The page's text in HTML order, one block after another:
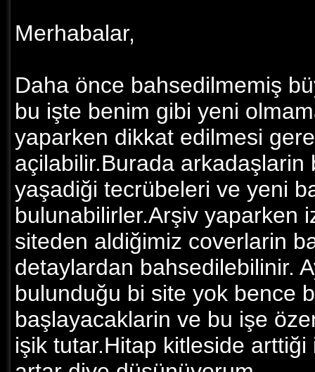
Merhabalar,
Daha önce bahsedilmemiş
bu işte benim gibi yeni
yaparken dikkat edilmesi
açilabilir.Burada
yaşadiği tecrübeleri ve yeni
bulunabilirler.Arşiv yaparken
siteden aldiğimiz coverlarin
detaylardan bahsedilebilinir.
bulunduğu bi site yok bence
başlayacaklarin ve bu işe
işik tutar.Hitap kitleside